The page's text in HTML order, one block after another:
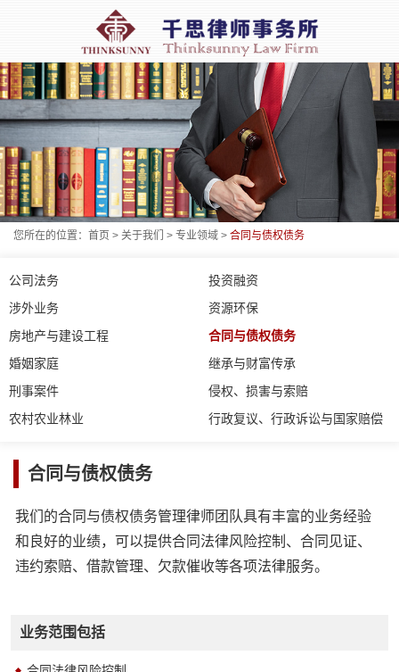
您所在的位置： 首页 > 关于我们 > 专业领域 > 合同与债权债务
公司法务
投资融资
涉外业务
资源环保
房地产与建设工程
合同与债权债务
婚姻家庭
继承与财富传承
刑事案件
侵权、损害与索赔
农村农业林业
行政复议、行政诉讼与国家赔偿
合同与债权债务
我们的合同与债权债务管理律师团队具有丰富的业务经验
和良好的业绩，可以提供合同法律风险控制、合同见证、
违约索赔、借款管理、欠款催收等各项法律服务。
业务范围包括